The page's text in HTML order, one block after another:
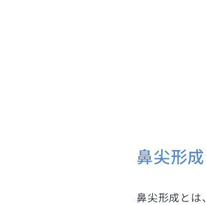
鼻尖形
鼻尖形成とは